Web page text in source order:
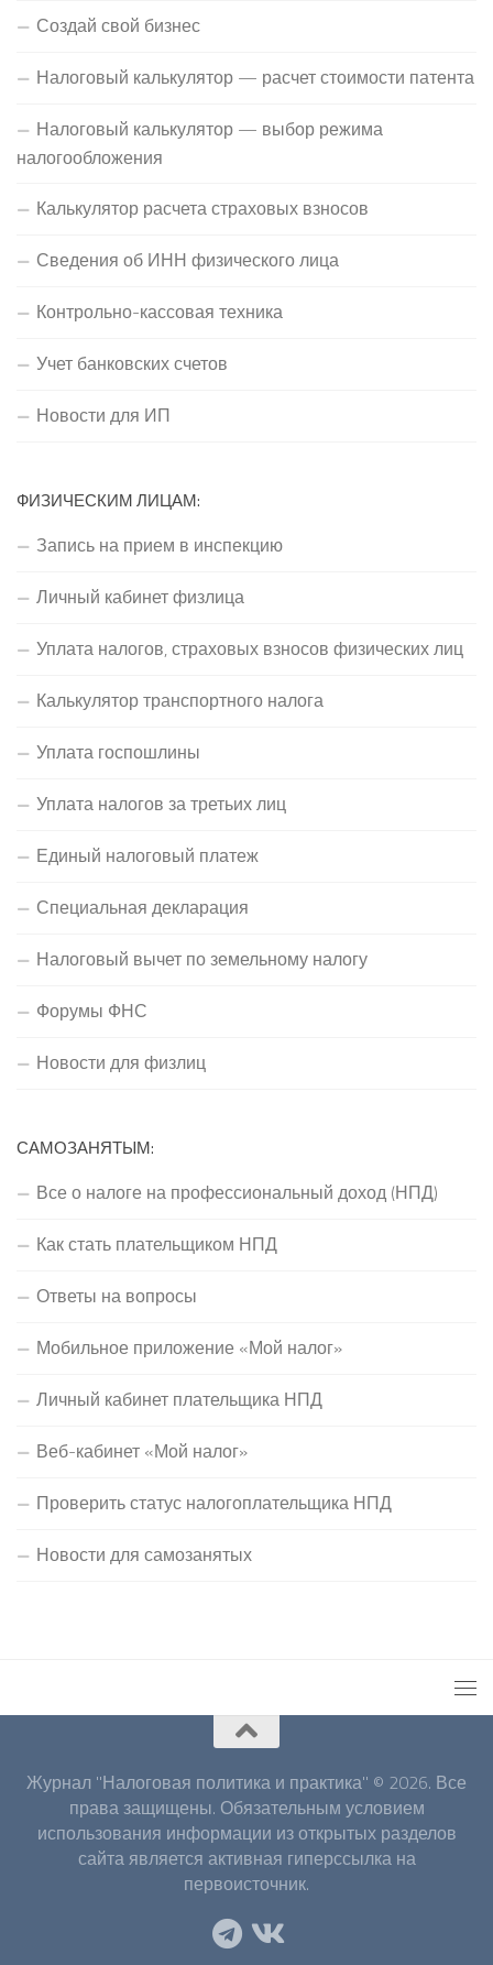
Создай свой бизнес
Налоговый калькулятор — расчет стоимости патента
Налоговый калькулятор — выбор режима
налогообложения
Калькулятор расчета страховых взносов
Сведения об ИНН физического лица
Контрольно-кассовая техника
Учет банковских счетов
Новости для ИП
ФИЗИЧЕСКИМ ЛИЦАМ:
Запись на прием в инспекцию
Личный кабинет физлица
Уплата налогов, страховых взносов физических лиц
Калькулятор транспортного налога
Уплата госпошлины
Уплата налогов за третьих лиц
Единый налоговый платеж
Специальная декларация
Налоговый вычет по земельному налогу
Форумы ФНС
Новости для физлиц
САМОЗАНЯТЫМ:
Все о налоге на профессиональный доход (НПД)
Как стать плательщиком НПД
Ответы на вопросы
Мобильное приложение «Мой налог»
Личный кабинет плательщика НПД
Веб-кабинет «Мой налог»
Проверить статус налогоплательщика НПД
Новости для самозанятых
Журнал "Налоговая политика и практика" © 2026. Все
права защищены. Обязательным условием
использования информации из открытых разделов
сайта является активная гиперссылка на
первоисточник.